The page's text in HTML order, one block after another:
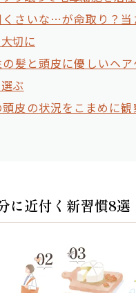
さいな…が命取り？当
切に
髪と頭皮に優しいヘア
ぶ
皮の状況をこまめに観
に近付く新習慣8選